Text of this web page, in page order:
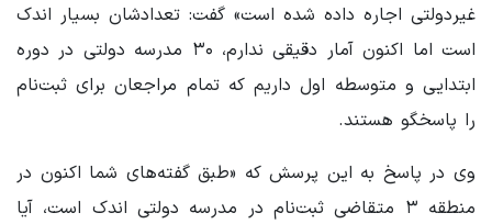
غیردولتی اجاره داده شده است» گفت: تعدادشان بسیار اندک
است اما اکنون آمار دقیقی ندارم، ۳۰ مدرسه دولتی در دوره
ابتدایی و متوسطه اول داریم که تمام مراجعان برای ثبت‌نام
را پاسخگو هستند.
وی در پاسخ به این پرسش که «طبق گفته‌های شما اکنون در
منطقه ۳ متقاضی ثبت‌نام در مدرسه دولتی اندک است، آیا